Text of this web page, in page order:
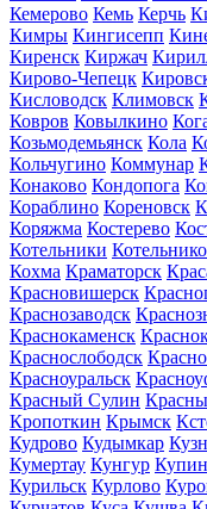
Кемерово Кемь Керчь
Кимры Кингисепп
Киренск Киржач
Кирово-Чепецк
Кисловодск Климовск
Ковров Ковылкино
Козьмодемьянск Кола
Кольчугино Коммунар
Конаково Кондопога
Кораблино Кореновск
Коряжма Костерево
Котельники
Кохма Краматорск
Красновишерск
Краснозаводск
Краснокаменск
Краснослободск
Красноуральск
Красный Сулин
Кропоткин Крымск
Кудрово Кудымкар
Кумертау Кунгур
Курильск Курлово